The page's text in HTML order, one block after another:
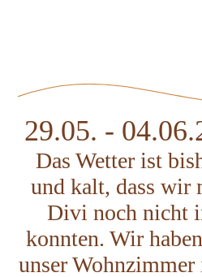
29.05. -
Das Wetter ist
und kalt, dass wir
Divi noch nicht
konnten. Wir
unser